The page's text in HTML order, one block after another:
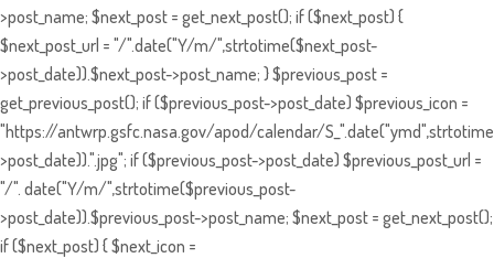
>post_name; $next_post = get_next_post(); if ($next_post) {
$next_post_url = "/".date("Y/m/",strtotime($next_post-
>post_date)).$next_post->post_name; } $previous_post =
get_previous_post(); if ($previous_post->post_date) $previous_icon =
"https://antwrp.gsfc.nasa.gov/apod/calendar/
>post_date)).".jpg"; if ($previous_post->post_date) $previous_post_url =
"/". date("Y/m/",strtotime($previous_post-
>post_date)).$previous_post->post_name; $next_post = get_next_post();
if ($next_post) { $next_icon =